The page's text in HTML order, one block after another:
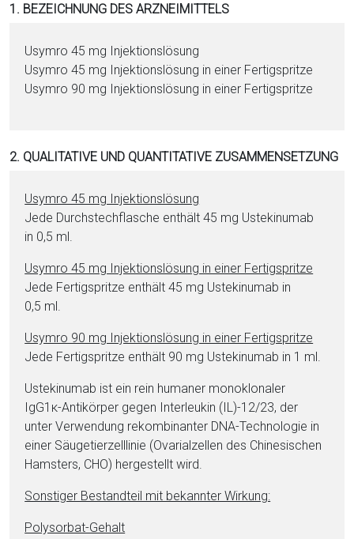
1. BEZEICHNUNG DES ARZNEIMITTELS
Usymro 45 mg In­jektionslösung
Usymro 45 mg In­jektionslösung in ei­ner Fertigspritze
Usymro 90 mg In­jektionslösung in ei­ner Fertigspritze
2. QUALITATIVE UND QUANTITATIVE ZUSAMMENSETZUNG
Usymro 45 mg In­jektionslösung
Jede Durchstechflasche enthält 45 mg Us­te­ki­nu­mab
in 0,5 ml.
Usymro 45 mg In­jektionslösung in ei­ner Fertigspritze
Jede Fertigspritze enthält 45 mg Us­te­ki­nu­mab in
0,5 ml.
Usymro 90 mg In­jektionslösung in ei­ner Fertigspritze
Jede Fertigspritze enthält 90 mg Us­te­ki­nu­mab in 1 ml.
Us­te­ki­nu­mab ist ein rein hu­maner monoklonaler
IgG1κ-Antikörper ge­gen Interleukin (IL)-12/23, der
unter Verwendung re­kom­bi­nan­ter DNA-Tech­no­lo­gie in
ei­ner Säugetierzelllinie (Ova­ri­al­zel­len des Chi­ne­si­schen
Hams­ters, CHO) her­ge­stellt wird.
Sonstiger Be­stand­teil mit bekannter Wirkung:
Poly­sor­bat-Ge­halt